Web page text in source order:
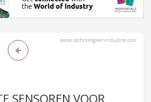
www.technologieenindustrie.com
SENSOREN VOOR